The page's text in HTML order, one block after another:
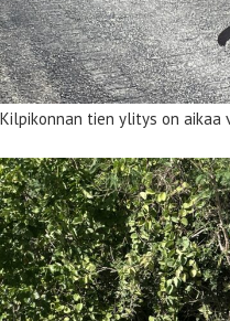
Kilpikonnan tien ylitys on aikaa